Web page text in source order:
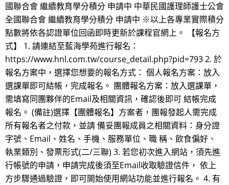
國聯合會 繼續教育學分積分 申請中 中華民國護理師護士公會
全國聯合會 繼續教育學分積分 申請中 ※以上各專業實際積分
點數將依各認證單位回函即時更新於課程官網上。 【報名方
式】 1. 請連結至藍海學苑進行報名：
https://www.hnl.com.tw/course_detail.php?pid=793 2. 於
報名方案中，選擇您想要的報名方式： 個人報名方案：放入
選課單即可結帳，完成報名。 團體報名方案：放入選課單，
需填寫同團夥伴的Email及相關資訊，確認後即可 結帳完成
報名。 (備註)選擇【團體報名】方案者，團報發起人需完成
所有報名者之付款，並請 備妥團報成員之相關資料：身分證
字號、Email、姓名、手機、服務單位、職 稱、飲食偏好、
執業類別、發票形式(二/三聯) 3. 若您初次進入網站，須先進
行帳號的申請，申請完成後須至Email收取驗證信件， 依上
方步驟通過驗證，即可開始使用網站功能並進行報名。 4. 有